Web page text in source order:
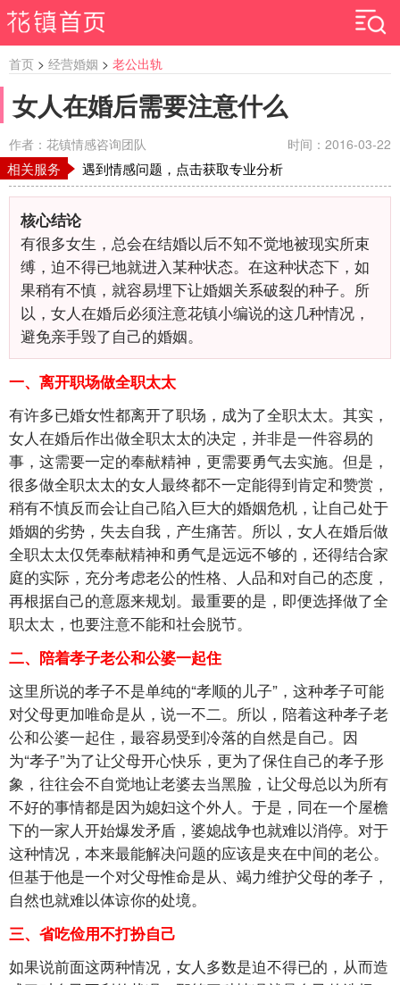
首页 > 经营婚姻 > 老公出轨
女人在婚后需要注意什么
作者：花镇情感咨询团队 时间：2016-03-22
相关服务 遇到情感问题，点击获取专业分析
核心结论
有很多女生，总会在结婚以后不知不觉地被现实所束
缚，迫不得已地就进入某种状态。在这种状态下，如
果稍有不慎，就容易埋下让婚姻关系破裂的种子。所
以，女人在婚后必须注意花镇小编说的这几种情况，
避免亲手毁了自己的婚姻。
一、离开职场做全职太太
有许多已婚女性都离开了职场，成为了全职太太。其实，
女人在婚后作出做全职太太的决定，并非是一件容易的
事，这需要一定的奉献精神，更需要勇气去实施。但是，
很多做全职太太的女人最终都不一定能得到肯定和赞赏，
稍有不慎反而会让自己陷入巨大的婚姻危机，让自己处于
婚姻的劣势，失去自我，产生痛苦。所以，女人在婚后做
全职太太仅凭奉献精神和勇气是远远不够的，还得结合家
庭的实际，充分考虑老公的性格、人品和对自己的态度，
再根据自己的意愿来规划。最重要的是，即便选择做了全
职太太，也要注意不能和社会脱节。
二、陪着孝子老公和公婆一起住
这里所说的孝子不是单纯的“孝顺的儿子”，这种孝子可能
对父母更加唯命是从，说一不二。所以，陪着这种孝子老
公和公婆一起住，最容易受到冷落的自然是自己。因
为“孝子”为了让父母开心快乐，更为了保住自己的孝子形
象，往往会不自觉地让老婆去当黑脸，让父母总以为所有
不好的事情都是因为媳妇这个外人。于是，同在一个屋檐
下的一家人开始爆发矛盾，婆媳战争也就难以消停。对于
这种情况，本来最能解决问题的应该是夹在中间的老公。
但基于他是一个对父母惟命是从、竭力维护父母的孝子，
自然也就难以体谅你的处境。
三、省吃俭用不打扮自己
如果说前面这两种情况，女人多数是迫不得已的，从而造